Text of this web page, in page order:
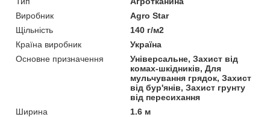
Виробник
Agro Star
Щільність
140 г/м2
Країна виробник
Україна
Основне призначення
Універсальне, Захист від
комах-шкідників, Для
мульчування грядок, Захист
від бур'янів, Захист грунту
від пересихання
Ширина
1.6 м